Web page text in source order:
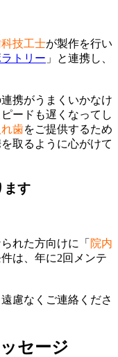
技工士が製作を行い
トリー 」と連携し、
携がうまくいかなけ
ードも遅くなってし
歯をご提供するため
取るように心がけて
ます
れた方向けに「 院内
は、年に2回メンテ
慮なくご連絡くださ
セージ